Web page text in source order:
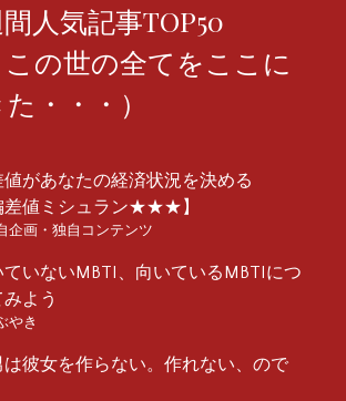
人気記事TOP50
この世の全てをここに
・・・）
値があなたの経済状況を決める
値ミシュラン★★★】
企画・独自コンテンツ
いないMBTI、向いているMBTIにつ
よう
やき
は彼女を作らない。作れない、ので